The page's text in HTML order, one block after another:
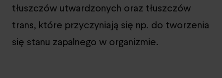
tłuszczów utwardzonych oraz tłuszczów
trans, które przyczyniają się np. do tworzenia
się stanu zapalnego w organizmie.